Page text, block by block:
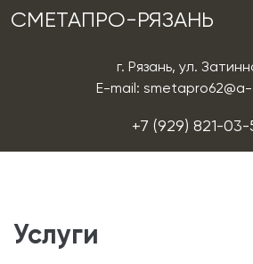
СМЕТАПРО-РЯЗАНЬ
г. Рязань, ул.
E-mail:
+7 (929) 821-03-
Услуги